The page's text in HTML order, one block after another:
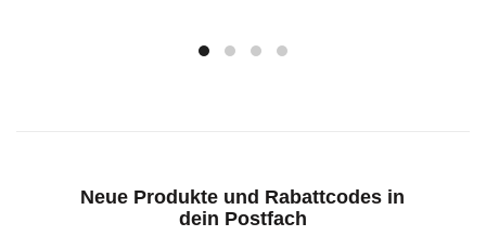
Neue Produkte und Rabattcodes in
dein Postfach